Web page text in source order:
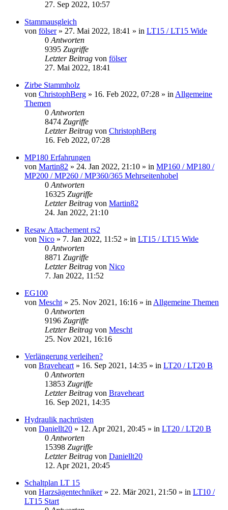
27. Sep 2022, 10:57
Stammausgleich
von fölser» 27. Mai 2022, 18:41 » in LT15 / LT15 Wide
0 Antworten
9395 Zugriffe
Letzter Beitrag von fölser
27. Mai 2022, 18:41
Zirbe Stammholz
von ChristophBerg » 16. Feb 2022, 07:28 » in Allgemeine
Themen
0 Antworten
8474 Zugriffe
Letzter Beitrag von ChristophBerg
16. Feb 2022, 07:28
MP180 Erfahrungen
von Martin82 » 24. Jan 2022, 21:10 » in MP160 / MP180 /
MP200 / MP260 / MP360/365 Mehrseitenhobel
0 Antworten
16325 Zugriffe
Letzter Beitrag von Martin82
24. Jan 2022, 21:10
Resaw Attachement rs2
von Nico » 7. Jan 2022, 11:52 » in LT15 / LT15 Wide
0 Antworten
8871 Zugriffe
Letzter Beitrag von Nico
7. Jan 2022, 11:52
EG100
von Mescht » 25. Nov 2021, 16:16 » in Allgemeine Themen
0 Antworten
9196 Zugriffe
Letzter Beitrag von Mescht
25. Nov 2021, 16:16
Verlängerung verleihen?
von Braveheart » 16. Sep 2021, 14:35 » in LT20 / LT20 B
0 Antworten
13853 Zugriffe
Letzter Beitrag von Braveheart
16. Sep 2021, 14:35
Hydraulik nachrüsten
von Daniellt20 » 12. Apr 2021, 20:45 » in LT20 / LT20 B
0 Antworten
15398 Zugriffe
Letzter Beitrag von Daniellt20
12. Apr 2021, 20:45
Schaltplan LT 15
von Harzsägentechniker» 22. Mär 2021, 21:50 » in LT10 /
LT15 Start